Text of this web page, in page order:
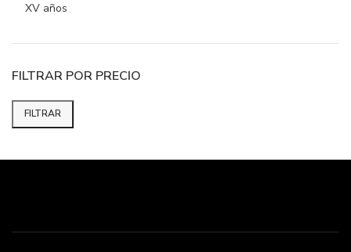
XV años
FILTRAR POR PRECIO
Precio
Precio
FILTRAR